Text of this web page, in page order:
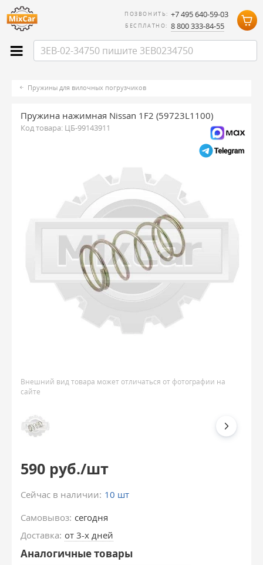
ПОЗВОНИТЬ: +7 495 640-59-03
БЕСПЛАТНО: 8 800 333-84-55
Пружины для вилочных погрузчиков
Пружина нажимная Nissan 1F2 (59723L1100)
Код товара: ЦБ-99143911
Внешний вид товара может отличаться от фотографии на
сайте
590 руб./шт
Сейчас в наличии: 10 шт
Самовывоз: сегодня
Доставка: от 3-х дней
Аналогичные товары